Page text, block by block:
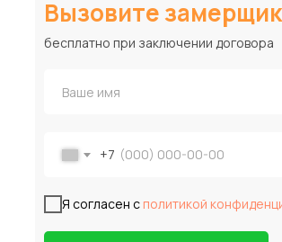
Вызовите
+7
Я согласен с политикой
бесплатно при заключении договора